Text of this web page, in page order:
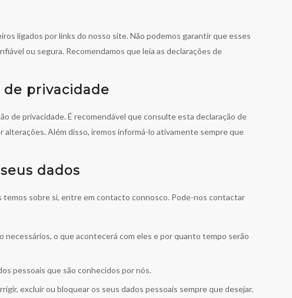
ligados por links do nosso site. Não podemos garantir que esses
ou segura. Recomendamos que leia as declarações de
de privacidade
de privacidade. É recomendável que consulte esta declaração de
Além disso, iremos informá-lo ativamente sempre que
dados
temos sobre si, entre em contacto connosco. Pode-nos contactar
necessários, o que acontecerá com eles e por quanto tempo serão
pessoais que são conhecidos por nós.
excluir ou bloquear os seus dados pessoais sempre que desejar.